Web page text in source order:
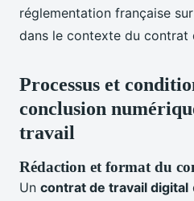
réglementation française
dans le contexte du contrat
Processus et
conclusion
travail
Rédaction et format du
Un contrat de travail digital